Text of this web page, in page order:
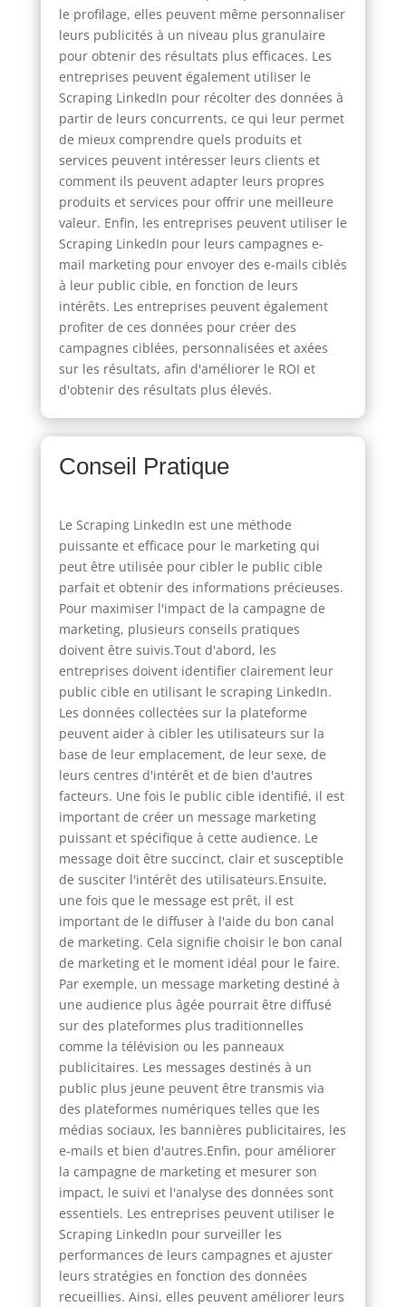
le profilage, elles peuvent même personnaliser
leurs publicités à un niveau plus granulaire
pour obtenir des résultats plus efficaces. Les
entreprises peuvent également utiliser le
Scraping LinkedIn pour récolter des données à
partir de leurs concurrents, ce qui leur permet
de mieux comprendre quels produits et
services peuvent intéresser leurs clients et
comment ils peuvent adapter leurs propres
produits et services pour offrir une meilleure
valeur. Enfin, les entreprises peuvent utiliser le
Scraping LinkedIn pour leurs campagnes e-
mail marketing pour envoyer des e-mails ciblés
à leur public cible, en fonction de leurs
intérêts. Les entreprises peuvent également
profiter de ces données pour créer des
campagnes ciblées, personnalisées et axées
sur les résultats, afin d'améliorer le ROI et
d'obtenir des résultats plus élevés.
Conseil Pratique
Le Scraping LinkedIn est une méthode
puissante et efficace pour le marketing qui
peut être utilisée pour cibler le public cible
parfait et obtenir des informations précieuses.
Pour maximiser l'impact de la campagne de
marketing, plusieurs conseils pratiques
doivent être suivis.Tout d'abord, les
entreprises doivent identifier clairement leur
public cible en utilisant le scraping LinkedIn.
Les données collectées sur la plateforme
peuvent aider à cibler les utilisateurs sur la
base de leur emplacement, de leur sexe, de
leurs centres d'intérêt et de bien d'autres
facteurs. Une fois le public cible identifié, il est
important de créer un message marketing
puissant et spécifique à cette audience. Le
message doit être succinct, clair et susceptible
de susciter l'intérêt des utilisateurs.Ensuite,
une fois que le message est prêt, il est
important de le diffuser à l'aide du bon canal
de marketing. Cela signifie choisir le bon canal
de marketing et le moment idéal pour le faire.
Par exemple, un message marketing destiné à
une audience plus âgée pourrait être diffusé
sur des plateformes plus traditionnelles
comme la télévision ou les panneaux
publicitaires. Les messages destinés à un
public plus jeune peuvent être transmis via
des plateformes numériques telles que les
médias sociaux, les bannières publicitaires, les
e-mails et bien d'autres.Enfin, pour améliorer
la campagne de marketing et mesurer son
impact, le suivi et l'analyse des données sont
essentiels. Les entreprises peuvent utiliser le
Scraping LinkedIn pour surveiller les
performances de leurs campagnes et ajuster
leurs stratégies en fonction des données
recueillies. Ainsi, elles peuvent améliorer leurs